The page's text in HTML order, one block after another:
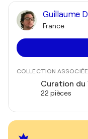
Guillaume
France
COLLECTION ASSOCIÉE
Curation du
22 pièces